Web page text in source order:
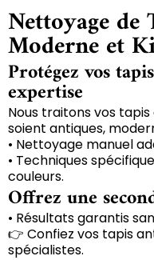
Nettoyage
Moderne et
Protégez vos
expertise
Nous traitons vos tapis
soient antiques,
• Nettoyage manuel
• Techniques
couleurs.
Offrez une
• Résultats garantis
👉 Confiez vos tapis
spécialistes.